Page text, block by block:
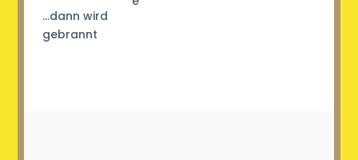
…dann wird
gebrannt